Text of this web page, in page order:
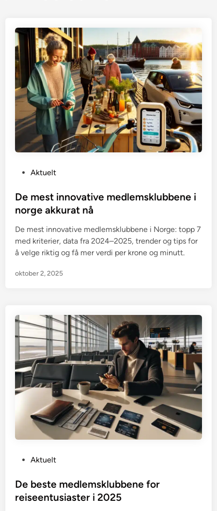
s
t
d
i
n
Aktuelt
De mest innovative medlemsklubbene i
norge akkurat nå
De mest innovative medlemsklubbene i Norge: topp 7
med kriterier, data fra 2024–2025, trender og tips for
å velge riktig og få mer verdi per krone og minutt.
oktober 2, 2025
s
t
Aktuelt
De beste medlemsklubbene for
reiseentusiaster i 2025